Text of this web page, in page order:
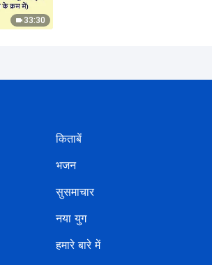
33:30
किताबें
भजन
सुसमाचार
नया युग
हमारे बारे में